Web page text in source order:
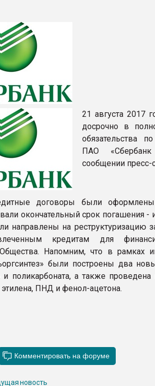
21 августа 2017
досрочно в
обязательства
ПАО
сообщении
договоры были
окончательный срок погашения
направлены на реструктуризацию
кредитам для
Напомним, что в рамках
были построены два
поликарбоната, а также проведена
этилена, ПНД и фенол-ацетона.
новость